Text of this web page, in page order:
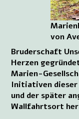
von
Bruderschaft
Herzen
Marien-
Initiativen dieser
und der später
Wallfahrtsort